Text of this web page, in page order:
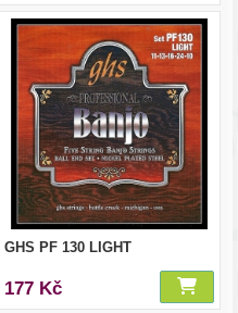
GHS PF 130 LIGHT
177 Kč